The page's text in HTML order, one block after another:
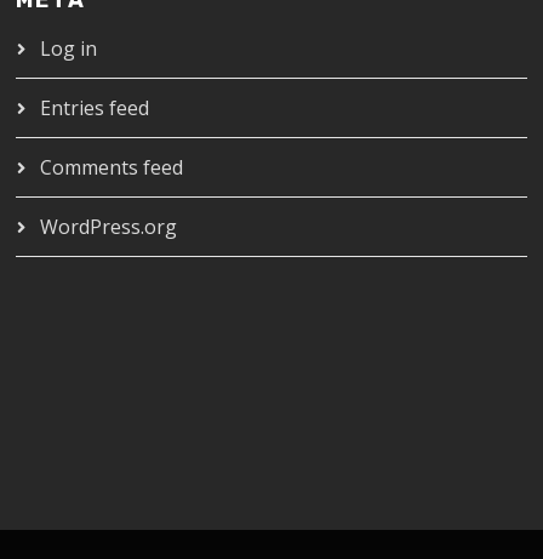
Log in
Entries feed
Comments feed
WordPress.org